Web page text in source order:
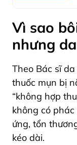
Vì sao
nhưng
Theo Bác sĩ
thuốc mụn bị
“không hợp
không có
ứng, tổn
kéo dài.